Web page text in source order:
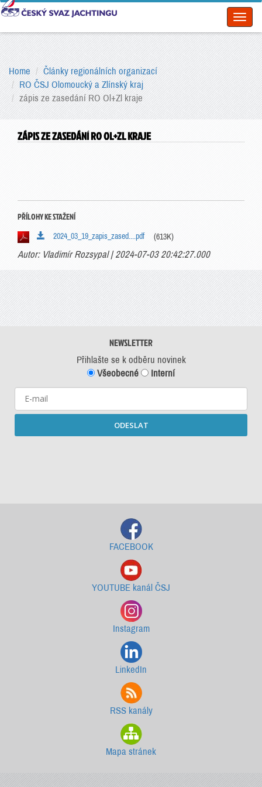
Home
Články regionálních organizací
RO ČSJ Olomoucký a Zlínský kraj
zápis ze zasedání RO Ol+Zl kraje
ZÁPIS ZE ZASEDÁNÍ RO OL+ZL KRAJE
PŘÍLOHY KE STAŽENÍ
2024_03_19_zapis_zased....pdf (613K)
Autor: Vladimír Rozsypal | 2024-07-03 20:42:27.000
NEWSLETTER
Přihlašte se k odběru novinek
Všeobecné
Interní
ODESLAT
FACEBOOK
YOUTUBE kanál ČSJ
Instagram
LinkedIn
RSS kanály
Mapa stránek